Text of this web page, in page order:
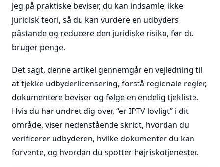
jeg på praktiske beviser, du kan indsamle, ikke
juridisk teori, så du kan vurdere en udbyders
påstande og reducere den juridiske risiko, før du
bruger penge.
Det sagt, denne artikel gennemgår en vejledning til
at tjekke udbyderlicensering, forstå regionale regler,
dokumentere beviser og følge en endelig tjekliste.
Hvis du har undret dig over, “er IPTV lovligt” i dit
område, viser nedenstående skridt, hvordan du
verificerer udbyderen, hvilke dokumenter du kan
forvente, og hvordan du spotter højriskotjenester.